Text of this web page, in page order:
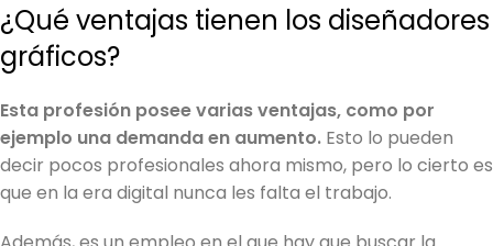
¿Qué ventajas tienen los diseñadores
gráficos?
Esta profesión posee varias ventajas, como por
ejemplo una demanda en aumento. Esto lo pueden
decir pocos profesionales ahora mismo, pero lo cierto es
que en la era digital nunca les falta el trabajo.